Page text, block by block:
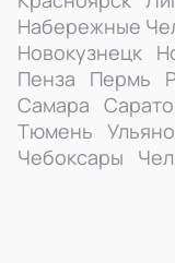
Набережные
Новокузнецк
Пенза
Пермь
Самара
Тюмень
Чебоксары